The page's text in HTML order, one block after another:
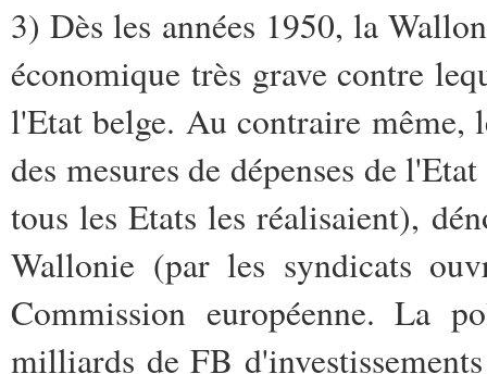
3) Dès les années 1950, la
économique très grave contre
l'Etat belge. Au contraire même,
des mesures de dépenses de
tous les Etats les réalisaient),
Wallonie (par les syndicats
Commission européenne. La
milliards de FB